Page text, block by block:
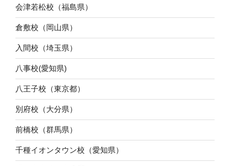
会津若松校（福島県）
倉敷校（岡山県）
入間校（埼玉県）
八事校(愛知県)
八王子校（東京都）
別府校（大分県）
前橋校（群馬県）
千種イオンタウン校（愛知県）